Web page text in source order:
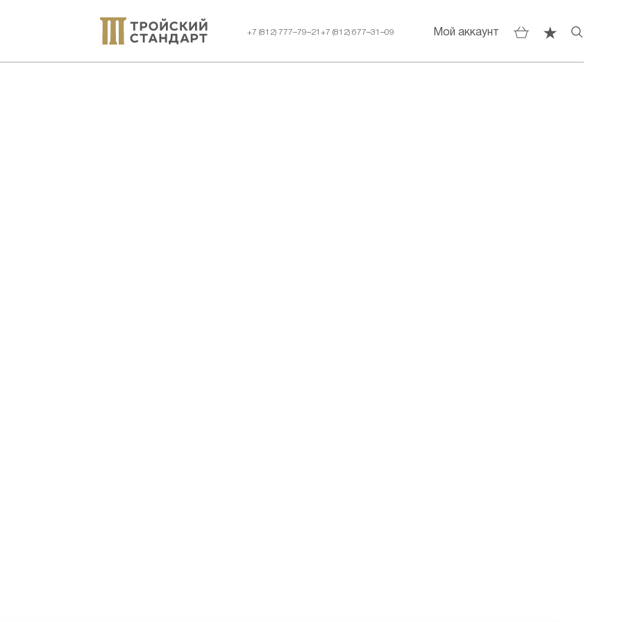
+7 (812) 777–79–21+7 (812) 677–31–09 Мой аккаунт